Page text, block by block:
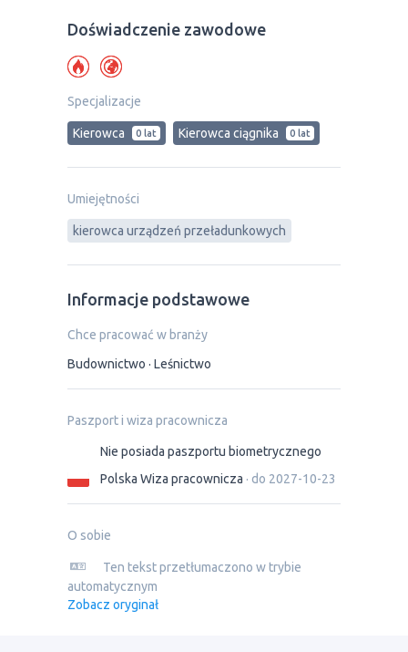
Doświadczenie zawodowe
Specjalizacje
Kierowca 0 lat Kierowca ciągnika 0 lat
Umiejętności
kierowca urządzeń przeładunkowych
Informacje podstawowe
Chce pracować w branży
Budownictwo
Leśnictwo
Paszport i wiza pracownicza
Nie posiada paszportu biometrycznego
Polska Wiza pracownicza · do 2027-10-23
O sobie
Ten tekst przetłumaczono w trybie
automatycznym
Zobacz oryginał